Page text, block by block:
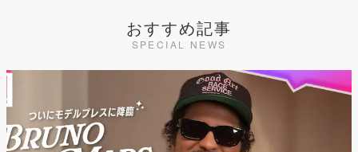
おすすめ記事
SPECIAL NEWS